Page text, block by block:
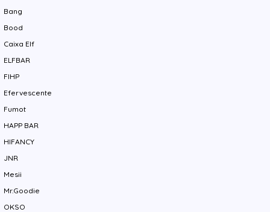
Bang
Bood
Caixa Elf
ELFBAR
FIHP
Efervescente
Fumot
HAPP BAR
HIFANCY
JNR
Mesii
Mr.Goodie
OKSO